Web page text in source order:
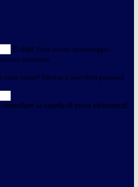
E-mail Verrà inviato un messaggio
necessarie.
nome utente? Effettua il reset della password
la casella di posta elettronica!